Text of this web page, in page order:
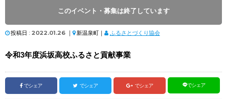
このイベント・募集は終了しています
開催時間 : 9:00 ～ 17:00
投稿日 : 2022.01.26 ｜ 新温泉町｜ ふるさとづくり協会
令和3年度浜坂高校ふるさと貢献事業
でシェア でシェア でシェア でシェア